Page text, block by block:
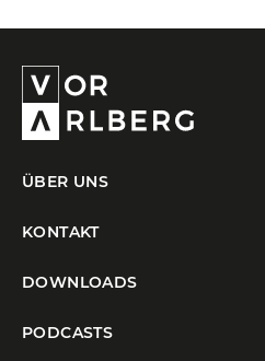
ÜBER UNS
KONTAKT
DOWNLOADS
PODCASTS